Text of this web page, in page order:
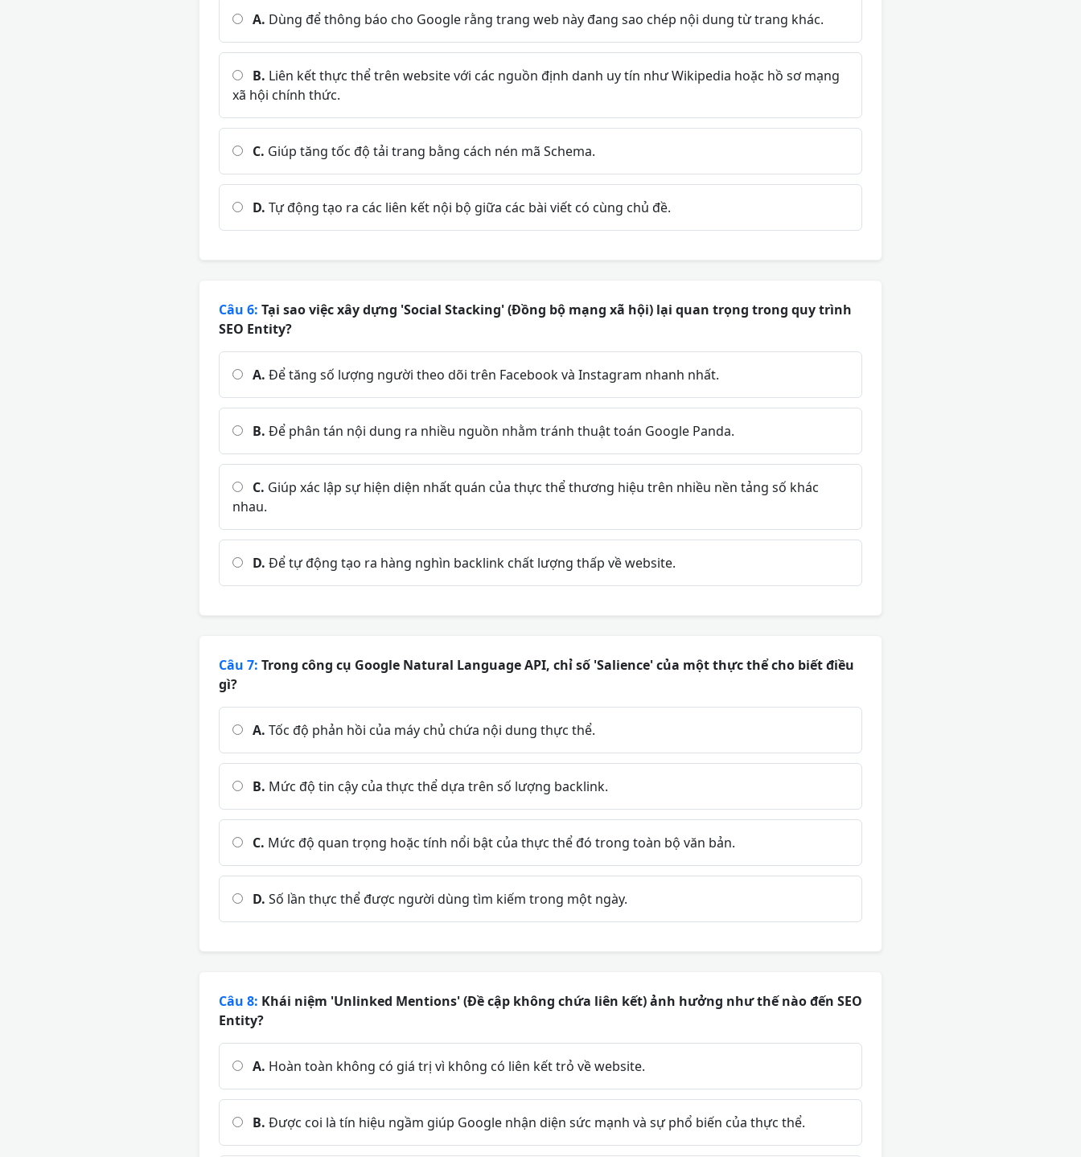
A. Dùng để thông báo cho Google rằng trang web này đang sao chép nội dung từ trang khác.
B. Liên kết thực thể trên website với các nguồn định danh uy tín như Wikipedia hoặc hồ sơ mạng
xã hội chính thức.
C. Giúp tăng tốc độ tải trang bằng cách nén mã Schema.
D. Tự động tạo ra các liên kết nội bộ giữa các bài viết có cùng chủ đề.
Câu 6: Tại sao việc xây dựng 'Social Stacking' (Đồng bộ mạng xã hội) lại quan trọng trong quy trình
SEO Entity?
A. Để tăng số lượng người theo dõi trên Facebook và Instagram nhanh nhất.
B. Để phân tán nội dung ra nhiều nguồn nhằm tránh thuật toán Google Panda.
C. Giúp xác lập sự hiện diện nhất quán của thực thể thương hiệu trên nhiều nền tảng số khác
nhau.
D. Để tự động tạo ra hàng nghìn backlink chất lượng thấp về website.
Câu 7: Trong công cụ Google Natural Language API, chỉ số 'Salience' của một thực thể cho biết điều
gì?
A. Tốc độ phản hồi của máy chủ chứa nội dung thực thể.
B. Mức độ tin cậy của thực thể dựa trên số lượng backlink.
C. Mức độ quan trọng hoặc tính nổi bật của thực thể đó trong toàn bộ văn bản.
D. Số lần thực thể được người dùng tìm kiếm trong một ngày.
Câu 8: Khái niệm 'Unlinked Mentions' (Đề cập không chứa liên kết) ảnh hưởng như thế nào đến SEO
Entity?
A. Hoàn toàn không có giá trị vì không có liên kết trỏ về website.
B. Được coi là tín hiệu ngầm giúp Google nhận diện sức mạnh và sự phổ biến của thực thể.